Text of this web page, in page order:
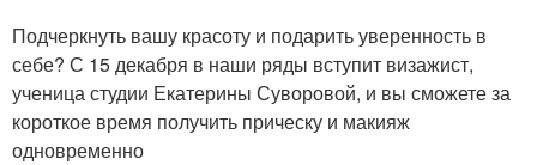
Подчеркнуть вашу красоту и подарить уверенность в
себе? С 15 декабря в наши ряды вступит визажист,
ученица студии Екатерины Суворовой, и вы сможете за
короткое время получить прическу и макияж
одновременно